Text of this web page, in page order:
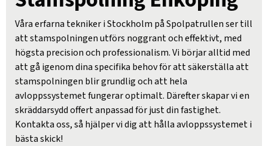
Våra erfarna tekniker i Stockholm på Spolpatrullen ser till
att stamspolningen utförs noggrant och effektivt, med
högsta precision och professionalism. Vi börjar alltid med
att gå igenom dina specifika behov för att säkerställa att
stamspolningen blir grundlig och att hela
avloppssystemet fungerar optimalt. Därefter skapar vi en
skräddarsydd offert anpassad för just din fastighet.
Kontakta oss, så hjälper vi dig att hålla avloppssystemet i
bästa skick!